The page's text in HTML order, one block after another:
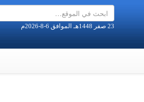
23 صفر 1448هـ الموافق 6-8-2026م